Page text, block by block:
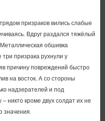
призраков вились слабые
Вдруг раздался тяжёлый
обшивка
призрака рухнули у
причину повреждений быстро
на восток. А со стороны
надзерателей и под
никто кроме двух солдат их не
значения.